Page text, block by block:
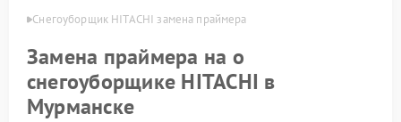
Снегоуборщик HITACHI замена праймера
Замена праймера на о
снегоуборщике HITACHI в
Мурманске